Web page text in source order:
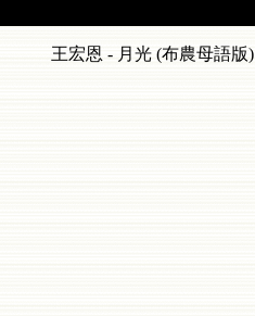
王宏恩 - 月光 (布農母語版)